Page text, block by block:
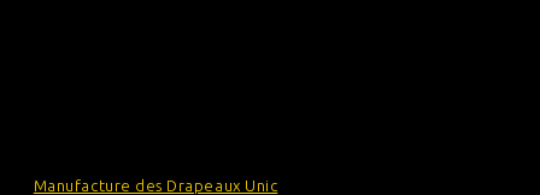
Manufacture des Drapeaux Unic